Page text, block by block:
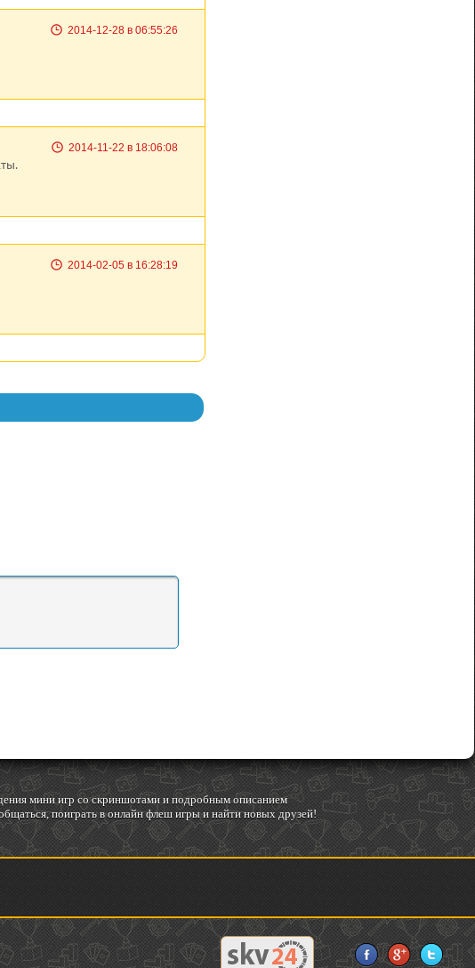
2014-12-28 в 06:55:26
2014-11-22 в 18:06:08
2014-02-05 в 16:28:19
мини игр со скриншотами и подробным описанием
поиграть в онлайн флеш игры и найти новых друзей!